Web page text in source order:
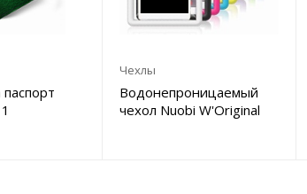
Чехлы
Водонепроницаемый
чехол Nuobi W'Original